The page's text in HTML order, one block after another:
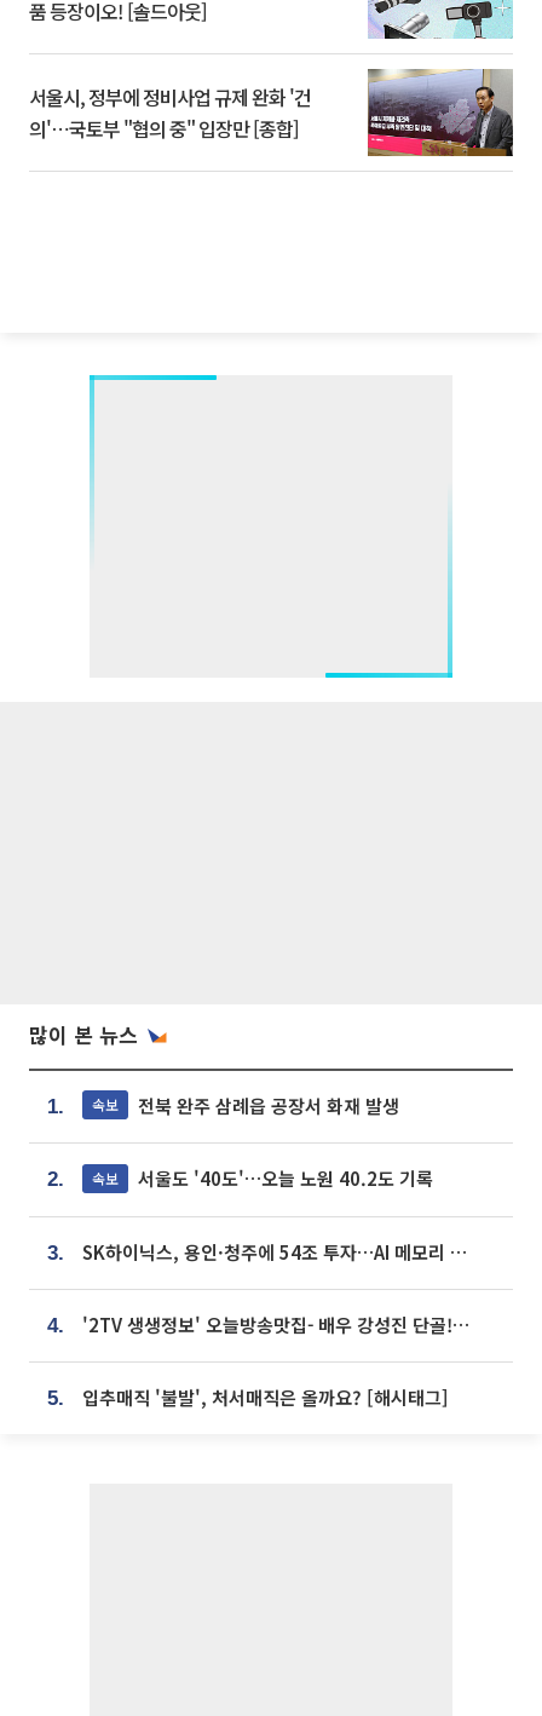
품 등장이오! [솔드아웃]
서울시, 정부에 정비사업 규제 완화 '건
의'⋯국토부 "협의 중" 입장만 [종합]
많이 본 뉴스
1. 속보 전북 완주 삼례읍 공장서 화재 발생
2. 속보 서울도 '40도'…오늘 노원 40.2도 기록
3. SK하이닉스, 용인·청주에 54조 투자…AI 메모리 생산기지 키운다
4. '2TV 생생정보' 오늘방송맛집- 배우 강성진 단골! 쌀국수ㆍ푸팟퐁 커리 맛집 '블○○○'
5. 입추매직 '불발', 처서매직은 올까요? [해시태그]